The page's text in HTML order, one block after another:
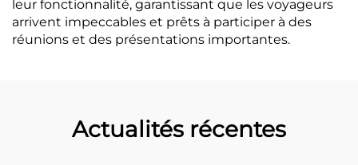
leur fonctionnalité, garantissant que les voyageurs
arrivent impeccables et prêts à participer à des
réunions et des présentations importantes.
Actualités récentes